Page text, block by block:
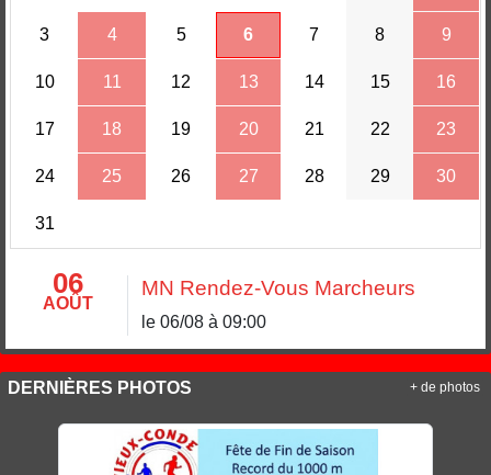
3 4 5 6 7 8 9
10 11 12 13 14 15 16
17 18 19 20 21 22 23
24 25 26 27 28 29 30
31
06
AOÛT
MN Rendez-Vous Marcheurs
le 06/08 à 09:00
DERNIÈRES PHOTOS + de photos